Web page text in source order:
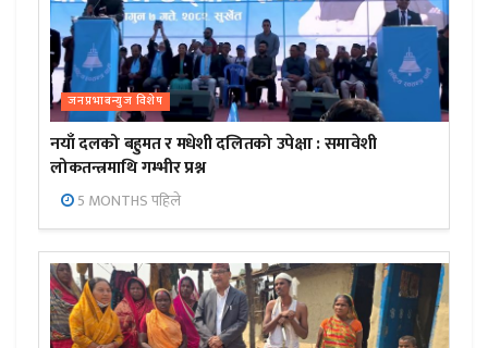
जनप्रभाबन्युज विशेष
नयाँ दलको बहुमत र मधेशी दलितको उपेक्षा : समावेशी
लोकतन्त्रमाथि गम्भीर प्रश्न
5 MONTHS पहिले